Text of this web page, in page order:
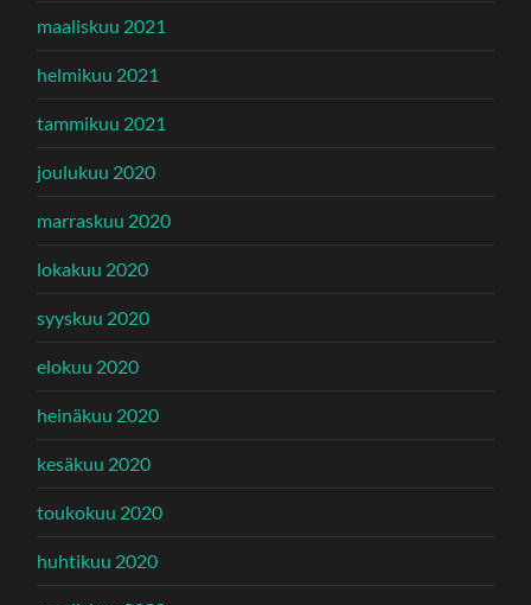
maaliskuu 2021
helmikuu 2021
tammikuu 2021
joulukuu 2020
marraskuu 2020
lokakuu 2020
syyskuu 2020
elokuu 2020
heinäkuu 2020
kesäkuu 2020
toukokuu 2020
huhtikuu 2020